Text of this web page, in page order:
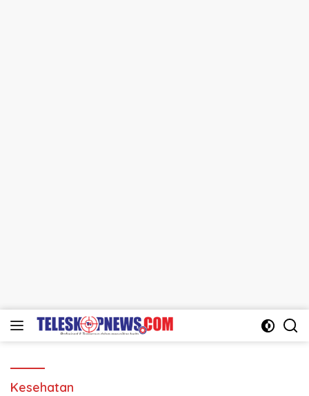
Langsung
Kesehatan